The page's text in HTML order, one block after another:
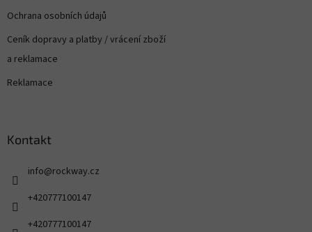
Ochrana osobních údajů
Ceník dopravy a platby / vrácení zboží
a reklamace
Reklamace
Kontakt
info@rockway.cz
+420777100147
+420777100147